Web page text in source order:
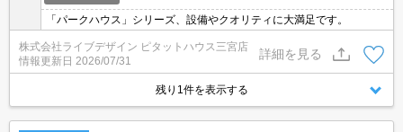
「パークハウス」シリーズ、設備やクオリティに大満足です。
株式会社ライブデザイン ピタットハウス三宮店
情報更新日 2026/07/31
詳細を見る
残り1件を表示する